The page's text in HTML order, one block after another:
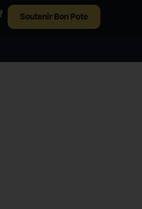
Soutenir Bon Pote